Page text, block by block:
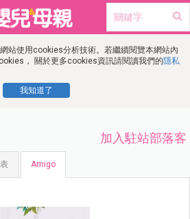
站使用cookies分析技術。若繼續閱覽本網站內
， 關於更多cookies資訊請閱讀我們的隱私
我知道了
加入駐站部落客
Amigo